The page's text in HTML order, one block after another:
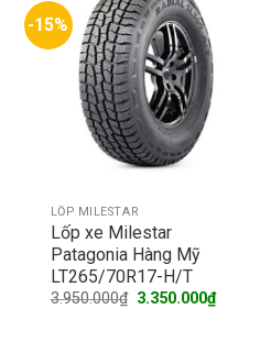
-15%
LỐP MILESTAR
Lốp xe Milestar
Patagonia Hàng Mỹ
LT265/70R17-H/T
3.950.000₫ Original
3.350.000₫Current